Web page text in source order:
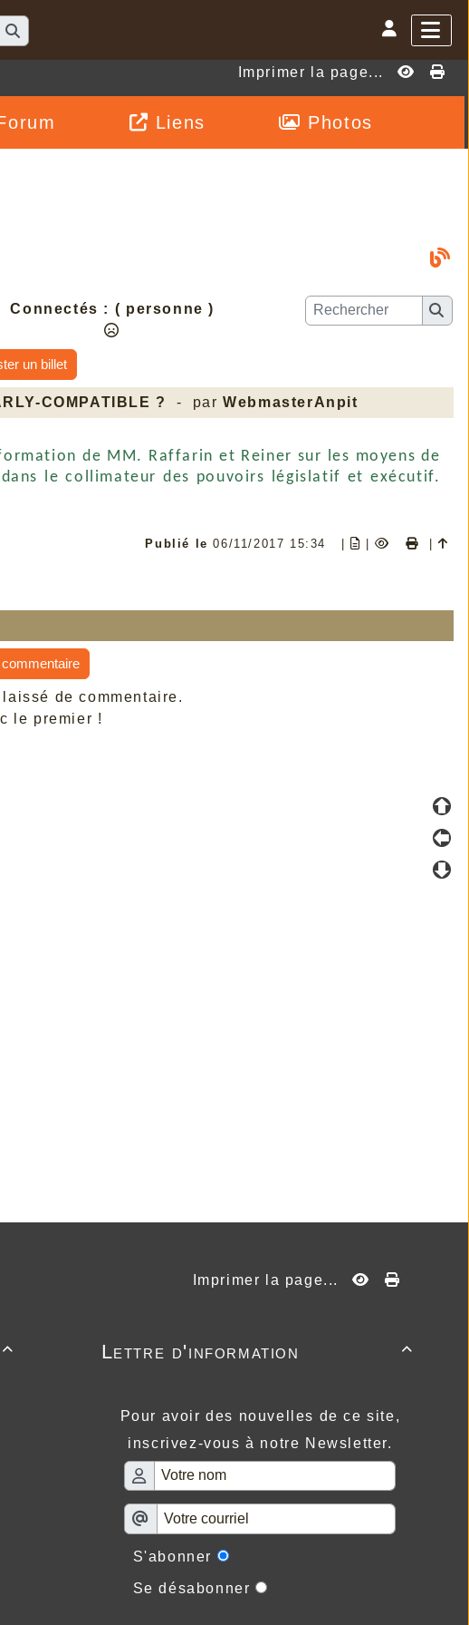
Imprimer la page...
Liens Photos
Connectés : ( personne )
un billet
COMPATIBLE ? - parWebmasterAnpit
de MM.
Raffarin et Reiner sur les moyens de
le collimateur des pouvoirs législatif et exécutif.
Publié le06/11/2017 15:34 | | |
de commentaire.
le premier !
Imprimer la page...
 
Lettre d'information
Pour avoir des nouvelles de ce site,
inscrivez-vous à notre Newsletter.
S'abonner
Se désabonner